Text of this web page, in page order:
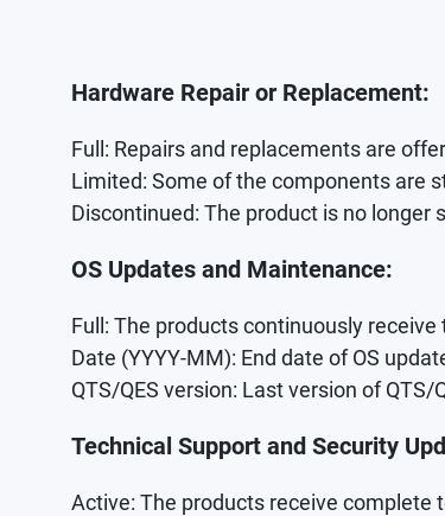
Hardware Repair or Replacement:
Full: Repairs and replacements are
Limited: Some of the components are
Discontinued: The product is no longer
OS Updates and Maintenance:
Full: The products continuously
Date (YYYY-MM): End date of OS
QTS/QES version: Last version of
Technical Support and Security
Active: The products receive complete